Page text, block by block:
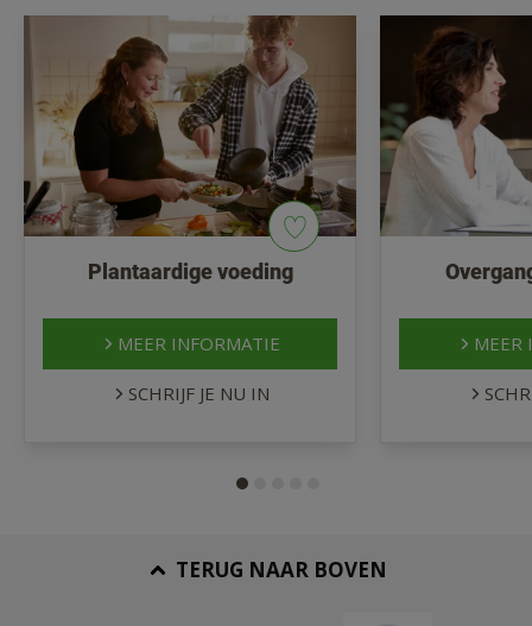
Plantaardige voeding
MEER INFORMATIE
SCHRIJF JE NU IN
MEER
TERUG NAAR BOVEN